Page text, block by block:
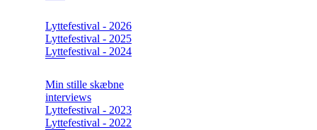
Lyttefestival - 2026
Lyttefestival - 2025
Lyttefestival - 2024
Min stille skæbne
interviews
Lyttefestival - 2023
Lyttefestival - 2022